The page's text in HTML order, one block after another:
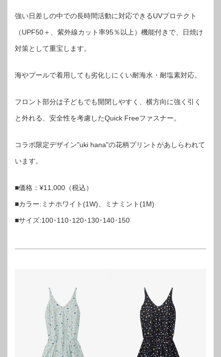
強い日差しの中での長時間活動に対応できるUVプロテクト
（UPF50＋、紫外線カット率95％以上）機能付きで、日焼け
対策として重宝します。
海やプールで着用しても劣化しにくい耐海水・耐塩素対応。
フロント部分は子どもでも開閉しやすく、横方向に強く引く
と外れる、安全性を考慮したQuick Freeファスナー。
コラボ限定デザイン"uki hana"の花柄プリントがあしらわれて
います。
■価格：¥11,000（税込）
■カラー:ミナホワイト(1W)、ミナミント(1M)
■サイズ:100･110･120･130･140･150